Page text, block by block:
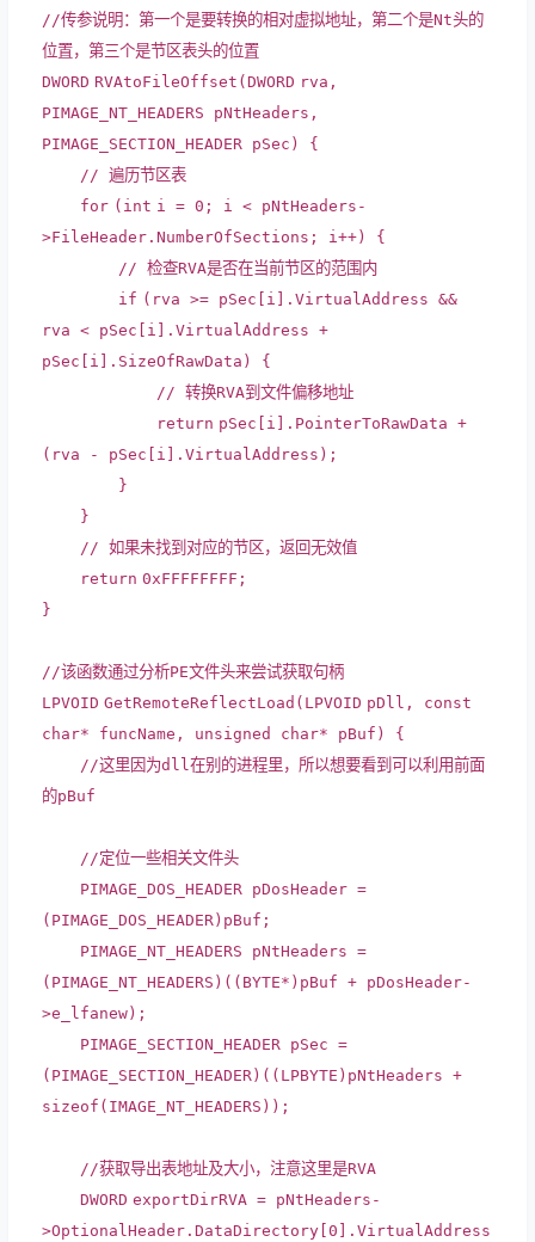
//传参说明：第一个是要转换的相对虚拟地址，第二个是Nt头的
位置，第三个是节区表头的位置
DWORD RVAtoFileOffset(DWORD rva,
PIMAGE_NT_HEADERS pNtHeaders,
PIMAGE_SECTION_HEADER pSec) {
// 遍历节区表
for (int i = 0; i < pNtHeaders-
>FileHeader.NumberOfSections; i++) {
// 检查RVA是否在当前节区的范围内
if (rva >= pSec[i].VirtualAddress &&
rva < pSec[i].VirtualAddress +
pSec[i].SizeOfRawData) {
// 转换RVA到文件偏移地址
return pSec[i].PointerToRawData +
(rva - pSec[i].VirtualAddress);
}
}
// 如果未找到对应的节区，返回无效值
return 0xFFFFFFFF;
}
//该函数通过分析PE文件头来尝试获取句柄
LPVOID GetRemoteReflectLoad(LPVOID pDll, const
char* funcName, unsigned char* pBuf) {
//这里因为dll在别的进程里，所以想要看到可以利用前面
的pBuf
//定位一些相关文件头
PIMAGE_DOS_HEADER pDosHeader =
(PIMAGE_DOS_HEADER)pBuf;
PIMAGE_NT_HEADERS pNtHeaders =
(PIMAGE_NT_HEADERS)((BYTE*)pBuf + pDosHeader-
>e_lfanew);
PIMAGE_SECTION_HEADER pSec =
(PIMAGE_SECTION_HEADER)((LPBYTE)pNtHeaders +
sizeof(IMAGE_NT_HEADERS));
//获取导出表地址及大小，注意这里是RVA
DWORD exportDirRVA = pNtHeaders-
>OptionalHeader.DataDirectory[0].VirtualAddress